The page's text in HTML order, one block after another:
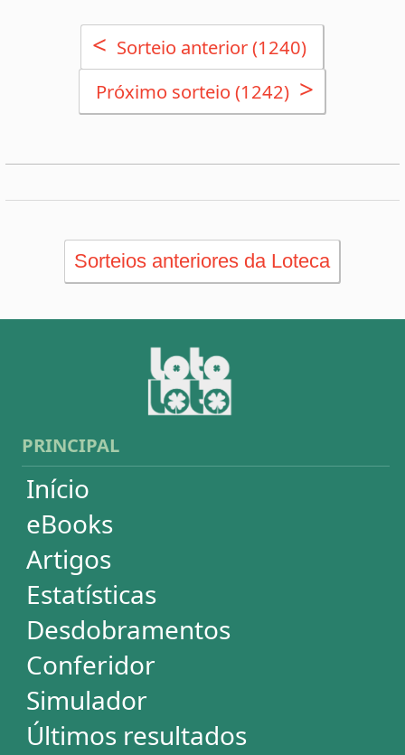
eBooks
Artigos
Desdobramentos
Últimos resultados
Sorteios anteriores
Aumente suas chances
Futebol
Login / Cadastro
Carrinho
SORTEIOS
Mega-Sena
Lotofácil
Quina